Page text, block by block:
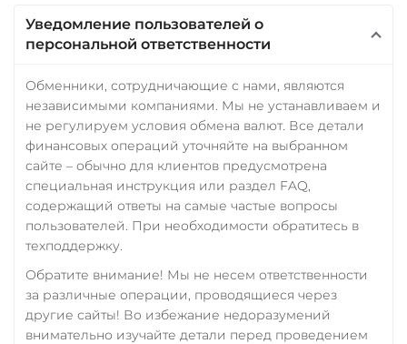
Уведомление пользователей о
персональной ответственности
Обменники, сотрудничающие с нами, являются
независимыми компаниями. Мы не устанавливаем и
не регулируем условия обмена валют. Все детали
финансовых операций уточняйте на выбранном
сайте – обычно для клиентов предусмотрена
специальная инструкция или раздел FAQ,
содержащий ответы на самые частые вопросы
пользователей. При необходимости обратитесь в
техподдержку.
Обратите внимание! Мы не несем ответственности
за различные операции, проводящиеся через
другие сайты! Во избежание недоразумений
внимательно изучайте детали перед проведением